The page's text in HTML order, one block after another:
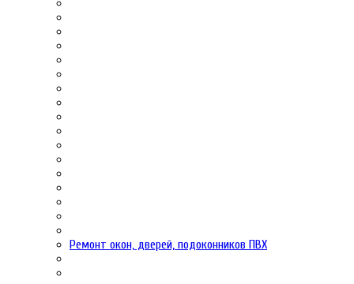
Ремонт окон, дверей, подоконников ПВХ